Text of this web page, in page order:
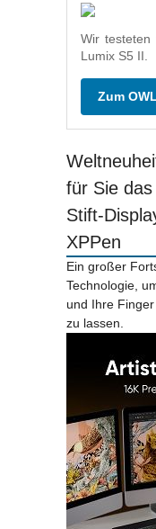
Wir testeten
Lumix S5 II.
Zum
für Sie
Stift-
XPPen
Ein großer
Technologie,
und Ihre
zu lassen.